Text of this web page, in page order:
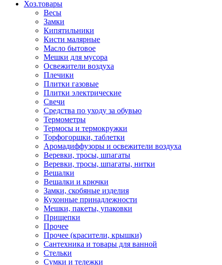
Хоз.товары
Весы
Замки
Кипятильники
Кисти малярные
Масло бытовое
Мешки для мусора
Освежители воздуха
Плечики
Плитки газовые
Плитки электрические
Свечи
Средства по уходу за обувью
Термометры
Термосы и термокружки
Торфогоршки, таблетки
Аромадиффузоры и освежители воздуха
Веревки, тросы, шпагаты
Веревки, тросы, шпагаты, нитки
Вешалки
Вешалки и крючки
Замки, скобяные изделия
Кухонные принадлежности
Мешки, пакеты, упаковки
Прищепки
Прочее
Прочее (красители, крышки)
Сантехника и товары для ванной
Стельки
Сумки и тележки